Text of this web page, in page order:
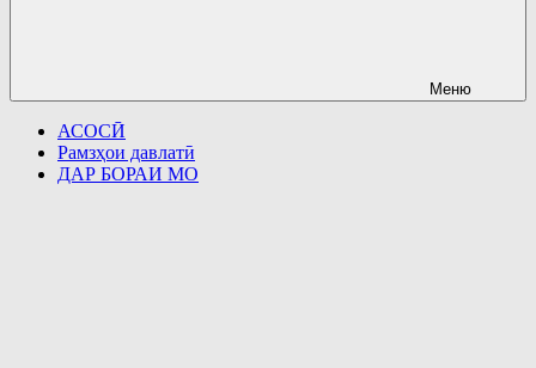
Меню
АСОСӢ
Рамзҳои давлатӣ
ДАР БОРАИ МО